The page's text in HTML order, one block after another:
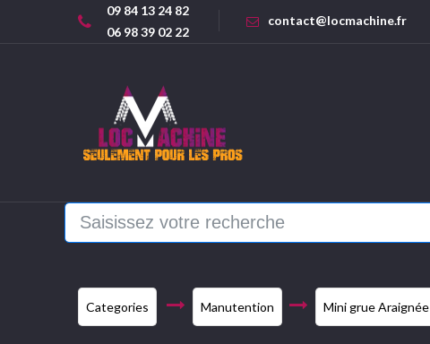
09 84 13 24 82
06 98 39 02 22
contact@locmachine.fr
Categories Manutention Mini grue Araignée